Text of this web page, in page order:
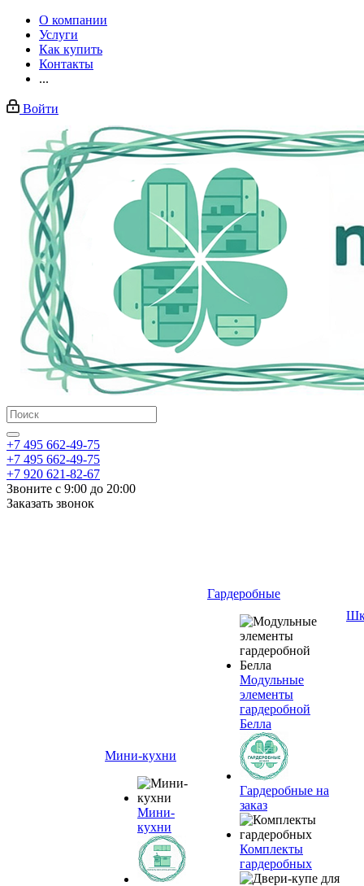
О компании
Услуги
Как купить
Контакты
...
Войти
+7 495 662-49-75
+7 495 662-49-75
+7 920 621-82-67
Звоните с 9:00 до 20:00
Заказать звонок
Мини-кухни
Мини-
кухни
Гардеробные
Модульные
элементы
гардеробной
Белла
Гардеробные на
заказ
Комплекты
гардеробных